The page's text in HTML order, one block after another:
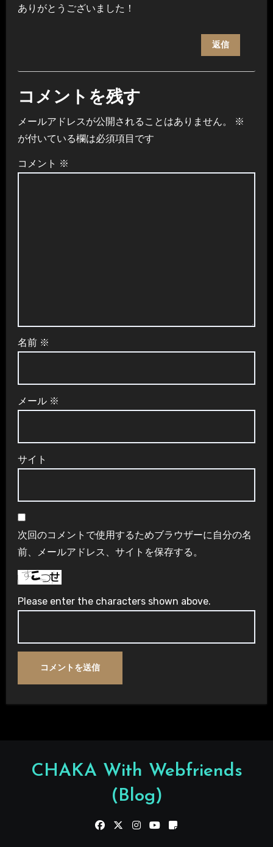
ありがとうございました！
返信
コメントを残す
メールアドレスが公開されることはありません。
※
が付いている欄は必須項目です
コメント ※
名前 ※
メール ※
サイト
次回のコメントで使用するためブラウザーに自分の名
前、メールアドレス、サイトを保存する。
Please enter the characters shown above.
CHAKA With Webfriends
(Blog)